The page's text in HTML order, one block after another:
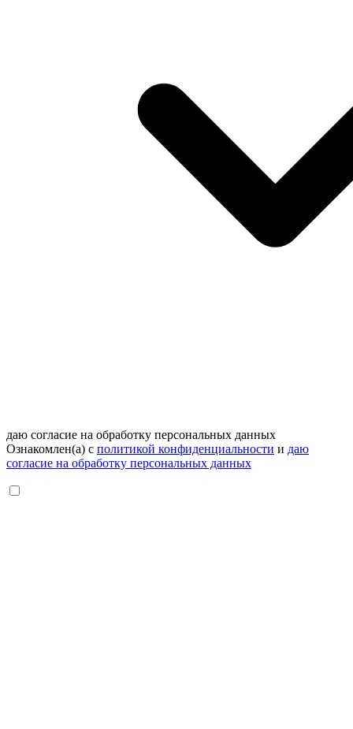
даю согласие на обработку персональных данных
Ознакомлен(а) с политикой конфиденциальности и даю
согласие на обработку персональных данных